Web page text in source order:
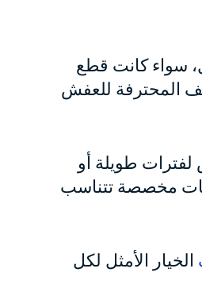
سواء كانت قطع
المحترفة للعفش
طويلة أو
مخصصة تتناسب
الخيار الأمثل لكل